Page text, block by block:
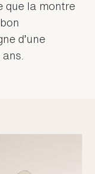
que la montre
d’une